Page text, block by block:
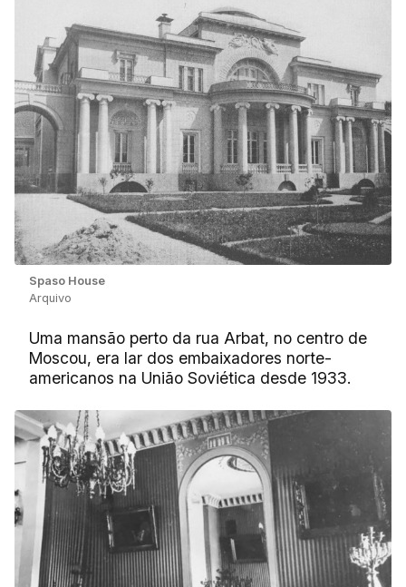
Spaso House
Arquivo
Uma mansão perto da rua Arbat, no centro de
Moscou, era lar dos embaixadores norte-
americanos na União Soviética desde 1933.